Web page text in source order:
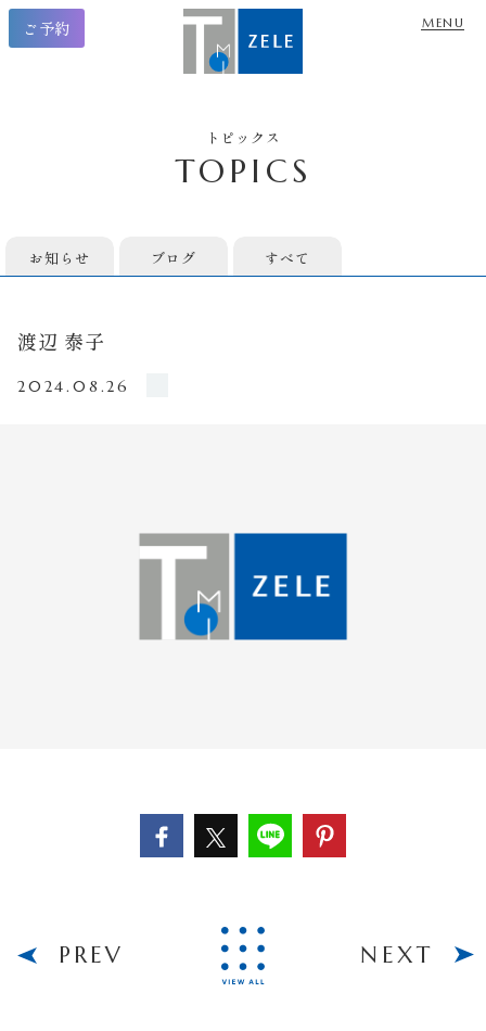
ご予約
トピックス
TOPICS
お知らせ ブログ すべて
渡辺 泰子
2024.08.26
PREV NEXT